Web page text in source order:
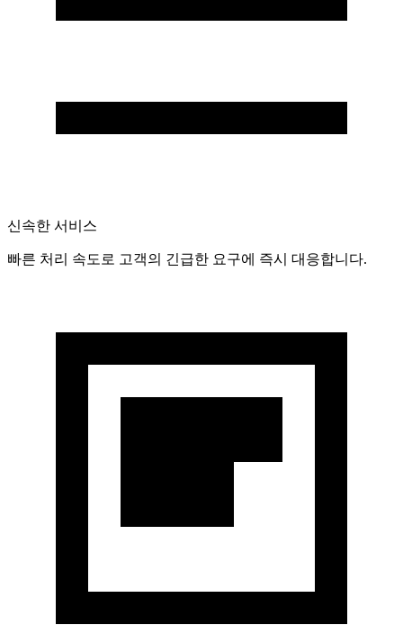
신속한 서비스
빠른 처리 속도로 고객의 긴급한 요구에 즉시 대응합니다.